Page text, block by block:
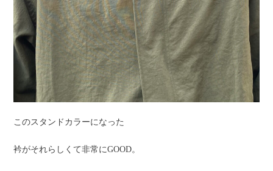
このスタンドカラーになった
衿がそれらしくて非常にGOOD。